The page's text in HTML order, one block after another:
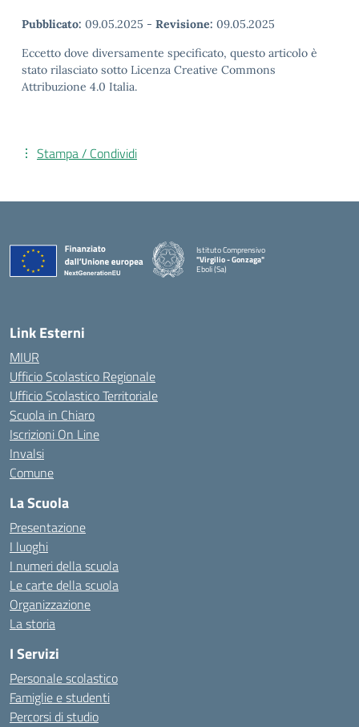
Pubblicato: 09.05.2025 - Revisione: 09.05.2025
Eccetto dove diversamente specificato, questo articolo è
stato rilasciato sotto Licenza Creative Commons
Attribuzione 4.0 Italia.
Stampa / Condividi
Istituto Comprensivo
"Virgilio - Gonzaga"
Eboli (Sa)
Link Esterni
MIUR
Ufficio Scolastico Regionale
Ufficio Scolastico Territoriale
Scuola in Chiaro
Iscrizioni On Line
Invalsi
Comune
La Scuola
Presentazione
I luoghi
I numeri della scuola
Le carte della scuola
Organizzazione
La storia
I Servizi
Personale scolastico
Famiglie e studenti
Percorsi di studio